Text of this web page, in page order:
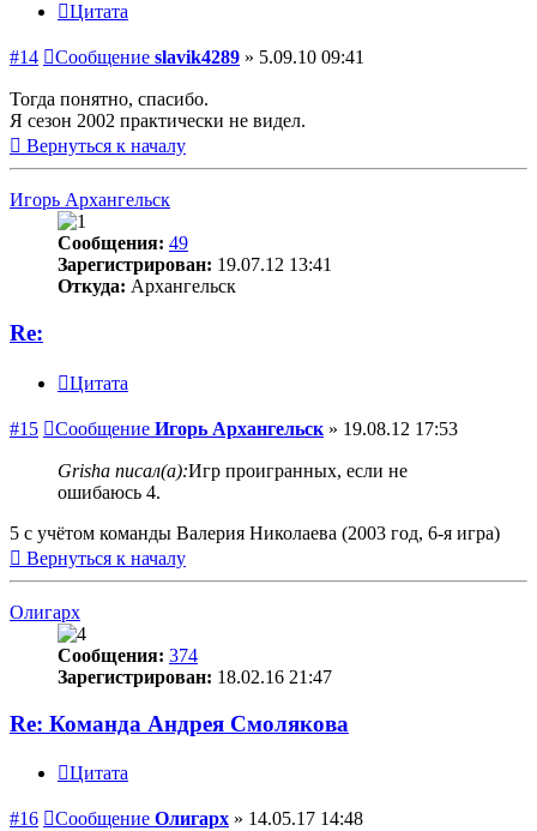
Цитата
#14 Сообщение slavik4289 » 5.09.10 09:41
Тогда понятно, спасибо.
Я сезон 2002 практически не видел.
Вернуться к началу
Игорь Архангельск
Сообщения: 49
Зарегистрирован: 19.07.12 13:41
Откуда: Архангельск
Re:
Цитата
#15 Сообщение Игорь Архангельск » 19.08.12 17:53
Grisha писал(а):Игр проигранных, если не
ошибаюсь 4.
5 с учётом команды Валерия Николаева (2003 год, 6-я игра)
Вернуться к началу
Олигарх
Сообщения: 374
Зарегистрирован: 18.02.16 21:47
Re: Команда Андрея Смолякова
Цитата
#16 Сообщение Олигарх » 14.05.17 14:48